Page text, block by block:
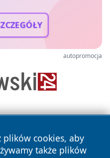
autopromocja
plików cookies, aby
także plików